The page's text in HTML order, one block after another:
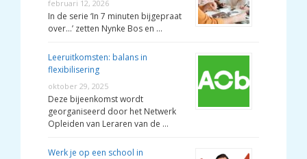
februari 12, 2026
In de serie ‘In 7 minuten bijgepraat
over…’ zetten Nynke Bos en …
Leeruitkomsten: balans in
flexibilisering
oktober 29, 2025
Deze bijeenkomst wordt
georganiseerd door het Netwerk
Opleiden van Leraren van de …
Werk je op een school in